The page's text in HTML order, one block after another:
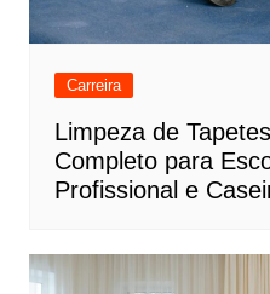
Carreira
Limpeza de
Completo para
Profissional e